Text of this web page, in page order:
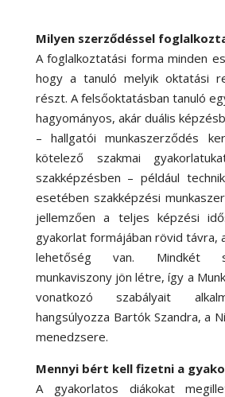
Milyen szerződéssel
A foglalkoztatási forma minden
hogy a tanuló melyik oktatási
részt. A felsőoktatásban tanuló
hagyományos, akár duális
– hallgatói munkaszerződés
kötelező szakmai
szakképzésben – például
esetében szakképzési
jellemzően a teljes képzési
gyakorlat formájában rövid távra,
lehetőség van. Mindkét
munkaviszony jön létre, így a
vonatkozó szabályait
hangsúlyozza Bartók Szandra, a
menedzsere.
Mennyi bért kell fizetni a
A gyakorlatos diákokat